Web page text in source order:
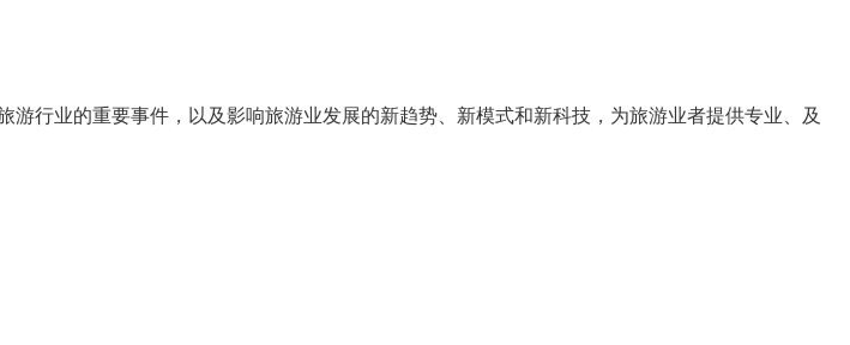
游行业的重要事件 ，以及影响旅游业发展的新趋势 新模式和新科技 ，为旅游业者提供专业、及